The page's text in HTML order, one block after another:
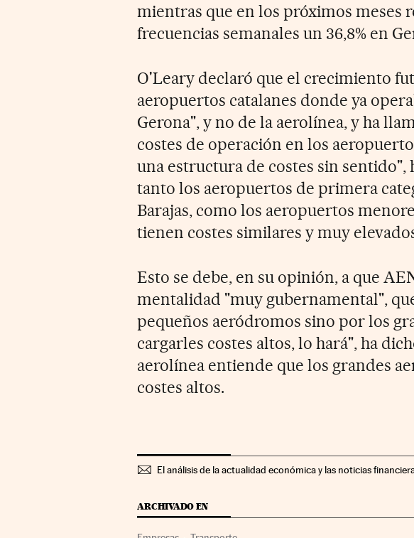
mientras que en los próximos meses
frecuencias semanales un 36,8% en
O'Leary declaró que el crecimiento
aeropuertos catalanes donde ya
Gerona", y no de la aerolínea, y ha
costes de operación en los
una estructura de costes sin sentido",
tanto los aeropuertos de primera
Barajas, como los aeropuertos
tienen costes similares y muy
Esto se debe, en su opinión, a que
mentalidad "muy gubernamental",
pequeños aeródromos sino por los
cargarles costes altos, lo hará", ha
aerolínea entiende que los grandes
costes altos.
El análisis de la actualidad económica y las noticias
ARCHIVADO EN